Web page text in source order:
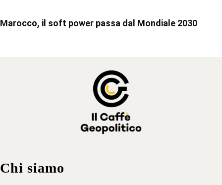
Marocco, il soft power passa dal Mondiale 2030
Chi siamo